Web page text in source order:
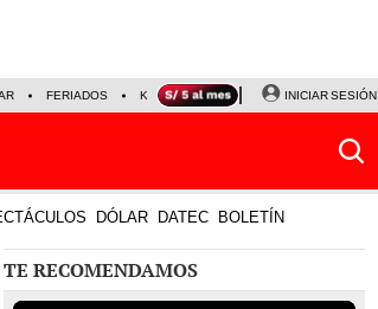
FERIADOS KEIKO FUJIMORI NALDY SALDAÑA
INICIAR SESIÓN
DÓLAR DATEC BOLETÍN
TE RECOMENDAMOS